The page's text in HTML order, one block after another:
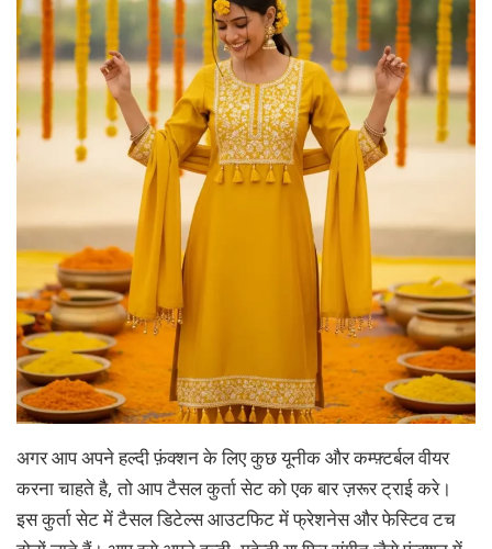
अगर आप अपने हल्दी फ़ंक्शन के लिए कुछ यूनीक और कम्फ़्टर्बल वीयर
करना चाहते है, तो आप टैसल कुर्ता सेट को एक बार ज़रूर ट्राई करे।
इस कुर्ता सेट में टैसल डिटेल्स आउटफिट में फ्रेशनेस और फेस्टिव टच